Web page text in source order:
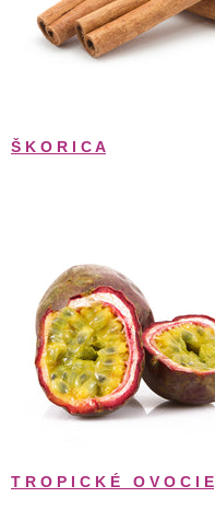
Š K O R I C A
T R O P I C K É   O V O C I E